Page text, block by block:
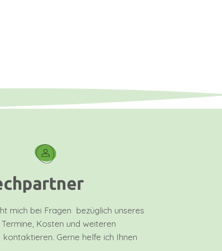
mich bei Fragen bezüglich unseres
Kosten und weiteren
Gerne helfe ich Ihnen